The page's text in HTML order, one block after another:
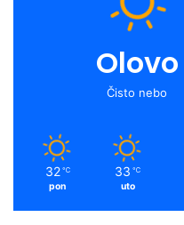
Olovo
Čisto nebo
32 ℃
pon
33 ℃
uto